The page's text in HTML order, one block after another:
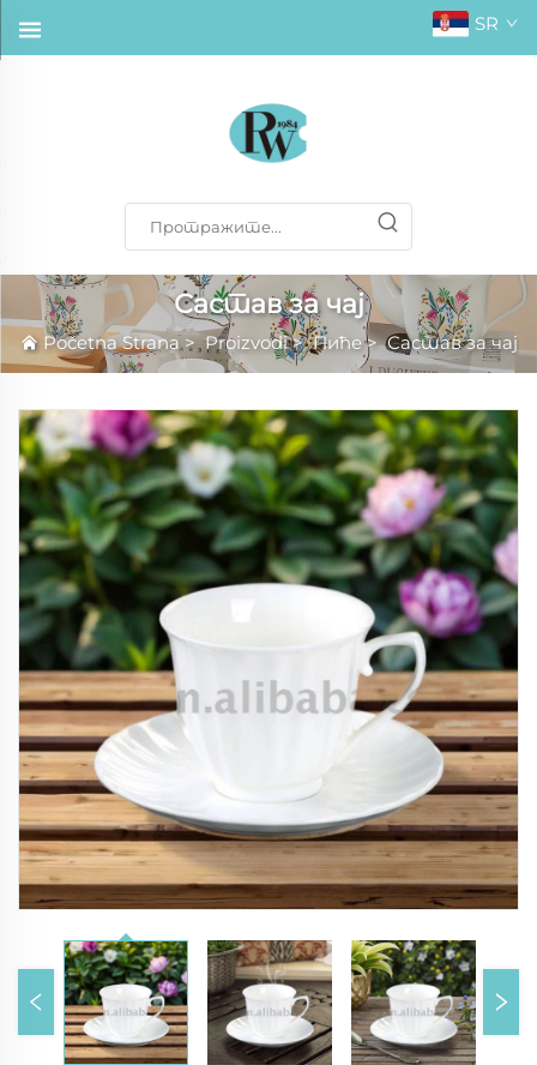
SR
Састав за чај
Početna Strana>Proizvodi>Пиће>Састав за чај